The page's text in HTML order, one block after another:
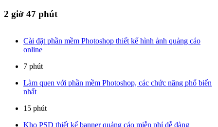
2 giờ 47 phút
Cài đặt phần mềm Photoshop thiết kế hình ảnh quảng cáo
online
7 phút
Làm quen với phần mềm Photoshop, các chức năng phổ biến
nhất
15 phút
Kho PSD thiết kế banner quảng cáo miễn phí dễ dàng